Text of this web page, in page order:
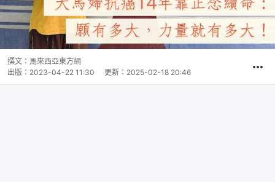
撰文： 馬來西亞東方網
出版： 2023-04-22 11:30 更新： 2025-02-18 20:46